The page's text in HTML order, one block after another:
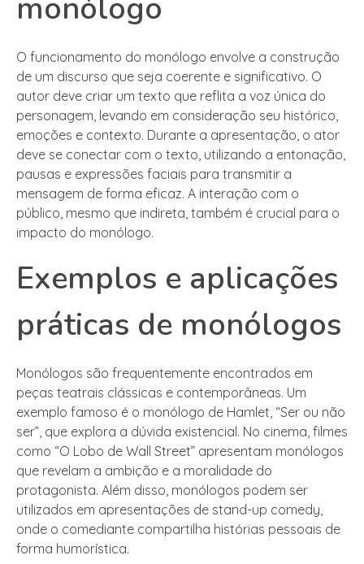
monólogo
O funcionamento do monólogo envolve a construção
de um discurso que seja coerente e significativo. O
autor deve criar um texto que reflita a voz única do
personagem, levando em consideração seu histórico,
emoções e contexto. Durante a apresentação, o ator
deve se conectar com o texto, utilizando a entonação,
pausas e expressões faciais para transmitir a
mensagem de forma eficaz. A interação com o
público, mesmo que indireta, também é crucial para o
impacto do monólogo.
Exemplos e aplicações
práticas de monólogos
Monólogos são frequentemente encontrados em
peças teatrais clássicas e contemporâneas. Um
exemplo famoso é o monólogo de Hamlet, “Ser ou não
ser”, que explora a dúvida existencial. No cinema, filmes
como “O Lobo de Wall Street” apresentam monólogos
que revelam a ambição e a moralidade do
protagonista. Além disso, monólogos podem ser
utilizados em apresentações de stand-up comedy,
onde o comediante compartilha histórias pessoais de
forma humorística.